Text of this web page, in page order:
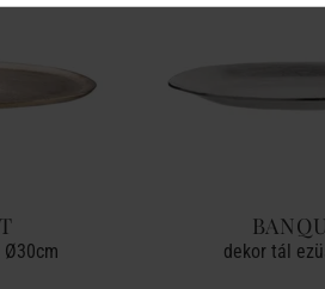
Ø30cm dekor tál